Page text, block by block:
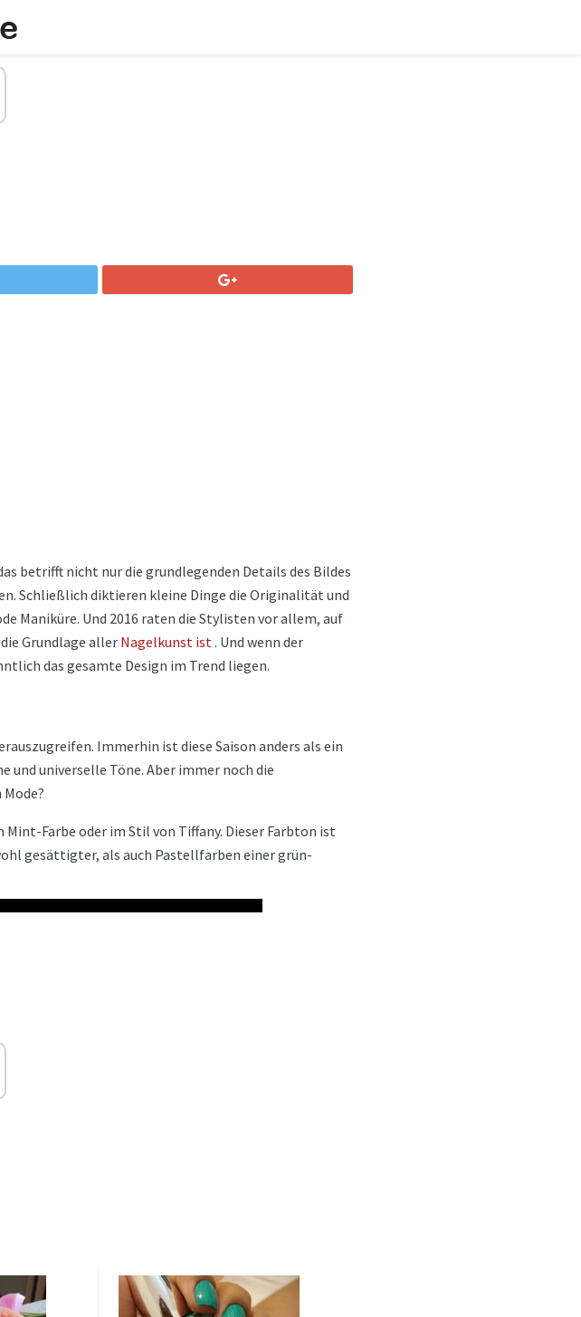
betrifft nicht nur die grundlegenden Details des Bildes
Schließlich diktieren kleine Dinge die Originalität und
Maniküre. Und 2016 raten die Stylisten vor allem, auf
Grundlage aller Nagelkunst ist . Und wenn der
das gesamte Design im Trend liegen.
Immerhin ist diese Saison anders als ein
und universelle Töne. Aber immer noch die
Farbe oder im Stil von Tiffany. Dieser Farbton ist
gesättigter, als auch Pastellfarben einer grün-